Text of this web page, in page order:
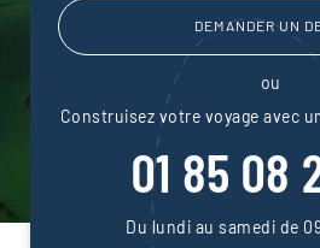
DEMANDER UN
ou
Construisez votre voyage avec
01 85 08
Du lundi au samedi de